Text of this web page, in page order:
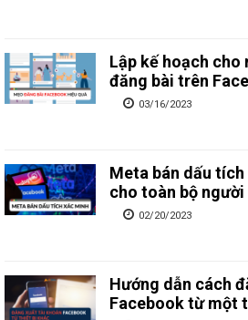
Lập kế hoạch cho
đăng bài trên
03/16/2023
Meta bán dấu
cho toàn bộ người
02/20/2023
Hướng dẫn cách
Facebook từ một